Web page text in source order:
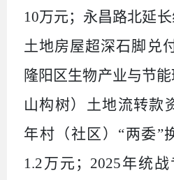
10万元；永昌路北延
土地房屋超深石脚兑
隆阳区生物产业与节
山构树）土地流转款
年村（社区）“两委”
1.2万元； 2025年统战